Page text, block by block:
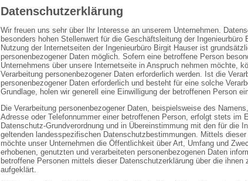
Datenschutzerklärung
Wir freuen uns sehr über Ihr Interesse an unserem Unternehmen.
besonders hohen Stellenwert für die Geschäftsleitung der Ingenieurbüro
Nutzung der Internetseiten der Ingenieurbüro Birgit Hauser ist
personenbezogener Daten möglich. Sofern eine betroffene Person
Unternehmens über unsere Internetseite in Anspruch nehmen möchte,
Verarbeitung personenbezogener Daten erforderlich werden. Ist die
personenbezogener Daten erforderlich und besteht für eine solche
Grundlage, holen wir generell eine Einwilligung der betroffenen Person
Die Verarbeitung personenbezogener Daten, beispielsweise des
Adresse oder Telefonnummer einer betroffenen Person, erfolgt stets im
Datenschutz-Grundverordnung und in Übereinstimmung mit den für die
geltenden landesspezifischen Datenschutzbestimmungen. Mittels
möchte unser Unternehmen die Öffentlichkeit über Art, Umfang und
erhobenen, genutzten und verarbeiteten personenbezogenen Daten
betroffene Personen mittels dieser Datenschutzerklärung über die ihnen
aufgeklärt.